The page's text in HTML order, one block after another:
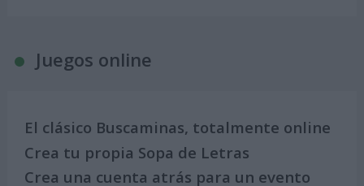
Juegos online
El clásico Buscaminas, totalmente online
Crea tu propia Sopa de Letras
Crea una cuenta atrás para un evento